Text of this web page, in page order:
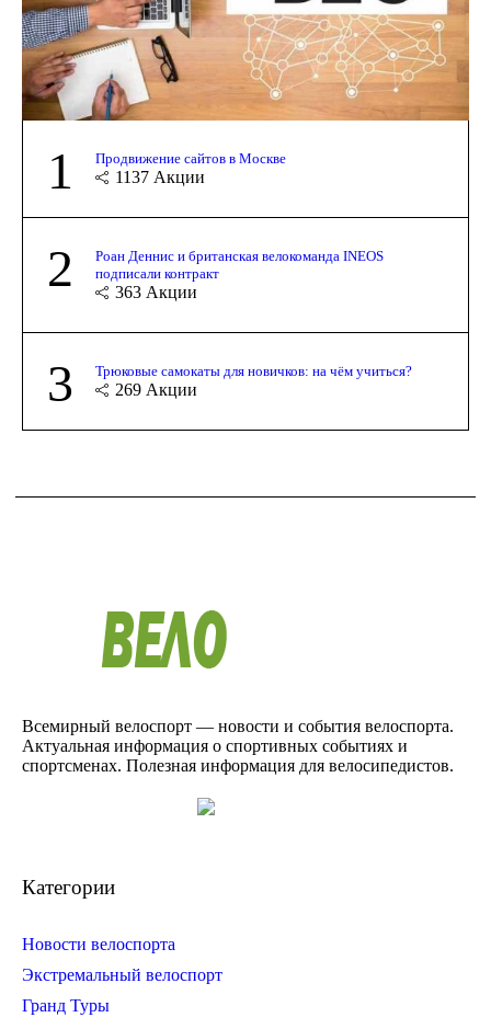
1 Продвижение сайтов в Москве
1137 Акции
2
Роан Деннис и британская велокоманда INEOS
подписали контракт
363 Акции
3 Трюковые самокаты для новичков: на чём учиться?
269 Акции
Всемирный велоспорт — новости и события велоспорта.
Актуальная информация о спортивных событиях и
спортсменах. Полезная информация для велосипедистов.
Категории
Новости велоспорта
Экстремальный велоспорт
Гранд Туры